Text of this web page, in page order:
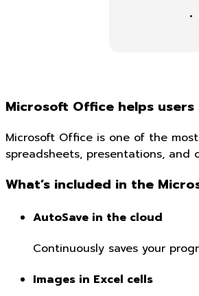
Microsoft Office helps
Microsoft Office is one of the
spreadsheets, presentations, and
What’s included in the
AutoSave in the cloud
Continuously saves your
Images in Excel cells